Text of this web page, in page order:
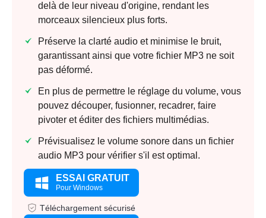
delà de leur niveau d'origine, rendant les
morceaux silencieux plus forts.
Préserve la clarté audio et minimise le bruit,
garantissant ainsi que votre fichier MP3 ne soit
pas déformé.
En plus de permettre le réglage du volume, vous
pouvez découper, fusionner, recadrer, faire
pivoter et éditer des fichiers multimédias.
Prévisualisez le volume sonore dans un fichier
audio MP3 pour vérifier s'il est optimal.
ESSAI GRATUIT
Pour Windows
Téléchargement sécurisé